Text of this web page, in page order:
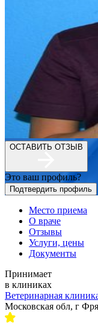
ОСТАВИТЬ ОТЗЫВ
Это ваш профиль?
Подтвердить профиль
Место приема
О враче
Отзывы
Услуги, цены
Документы
Принимает
в клиниках
Ветеринарная
Московская обл, г